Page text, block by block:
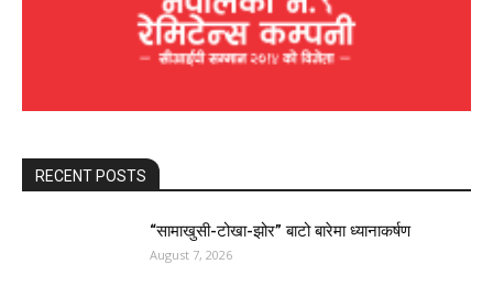
RECENT POSTS
“सामाखुसी-टोखा-झोर” बाटो बारेमा ध्यानाकर्षण
August 7, 2026